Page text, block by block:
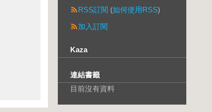
RSS訂閱 (如何使用RSS)
加入訂閱
Kaza
連結書籤
目前沒有資料